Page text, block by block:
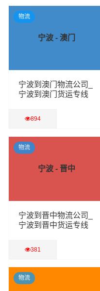
查看详细
宁波 - 澳门
宁波到澳门物流公司_
宁波到澳门货运专线
894
查看详细
物流
宁波 - 晋中
宁波到晋中物流公司_
宁波到晋中货运专线
381
查看详细
物流
物流